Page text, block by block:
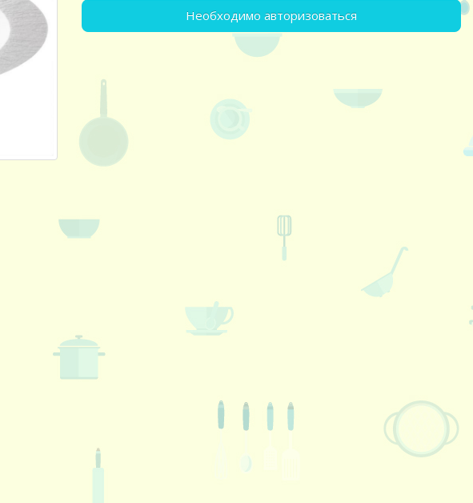
Необходимо авторизоваться